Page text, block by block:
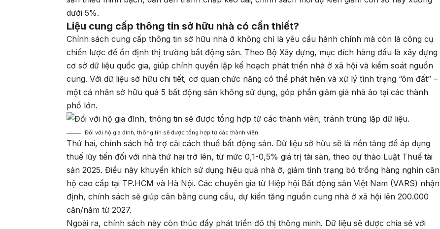
dưới 5%.
Liệu cung cấp thông tin sở hữu nhà có cần thiết?
Chính sách cung cấp thông tin sở hữu nhà ở không chỉ là yêu cầu hành chính mà còn là công cụ
chiến lược để ổn định thị trường bất động sản. Theo Bộ Xây dựng, mục đích hàng đầu là xây dựng
cơ sở dữ liệu quốc gia, giúp chính quyền lập kế hoạch phát triển nhà ở xã hội và kiểm soát nguồn
cung. Với dữ liệu sở hữu chi tiết, cơ quan chức năng có thể phát hiện và xử lý tình trạng “ôm đất” –
một cá nhân sở hữu quá 5 bất động sản không sử dụng, góp phần giảm giá nhà ảo tại các thành
phố lớn.
Đối với hộ gia đình, thông tin sẽ được tổng hợp từ các thành viên
Thứ hai, chính sách hỗ trợ cải cách thuế bất động sản. Dữ liệu sở hữu sẽ là nền tảng để áp dụng
thuế lũy tiến đối với nhà thứ hai trở lên, từ mức 0,1-0,5% giá trị tài sản, theo dự thảo Luật Thuế tài
sản 2025. Điều này khuyến khích sử dụng hiệu quả nhà ở, giảm tình trạng bỏ trống hàng nghìn căn
hộ cao cấp tại TP.HCM và Hà Nội. Các chuyên gia từ Hiệp hội Bất động sản Việt Nam (VARS) nhận
định, chính sách sẽ giúp cân bằng cung cầu, dự kiến tăng nguồn cung nhà ở xã hội lên 200.000
căn/năm từ 2027.
Ngoài ra, chính sách này còn thúc đẩy phát triển đô thị thông minh. Dữ liệu sẽ được chia sẻ với